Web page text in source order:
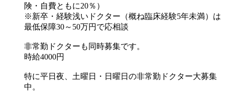
険・自費ともに20％）
※新卒・経験浅いドクター（概ね臨床経験5年未満）は
最低保障30～50万円で応相談
非常勤ドクターも同時募集です。
時給4000円
特に平日夜、土曜日・日曜日の非常勤ドクター大募集
中。